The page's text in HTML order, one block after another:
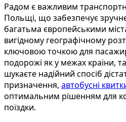
Радом є важливим
Польщі, що забезпечує
багатьма європейськими
вигідному географічному
ключовою точкою для
подорожі як у межах країни,
шукаєте надійний спосіб
призначення, автобусні
оптимальним рішенням для
поїздки.